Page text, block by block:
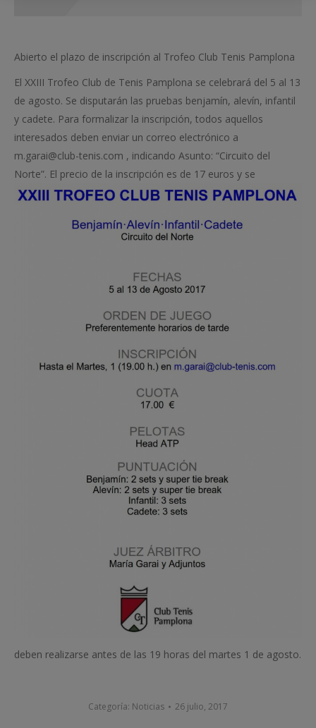
Abierto el plazo de inscripción al Trofeo Club Tenis Pamplona
El XXIII Trofeo Club de Tenis Pamplona se celebrará del 5 al 13
de agosto. Se disputarán las pruebas benjamín, alevín, infantil
y cadete. Para formalizar la inscripción, todos aquellos
interesados deben enviar un correo electrónico a
m.garai@club-tenis.com , indicando Asunto: “Circuito del
Norte”. El precio de la inscripción es de 17 euros y se
deben realizarse antes de las 19 horas del martes 1 de agosto.
Categoría: Noticias 26 julio, 2017